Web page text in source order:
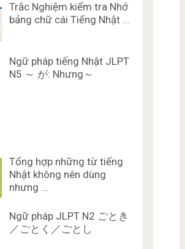
Trắc Nghiệm kiểm tra Nhớ
bảng chữ cái Tiếng Nhật …
Ngữ pháp tiếng Nhật JLPT
N5 ～ が: Nhưng～
Tổng hợp những từ tiếng
Nhật không nên dùng
nhưng …
Ngữ pháp JLPT N2 ごとき
／ごとく／ごとし